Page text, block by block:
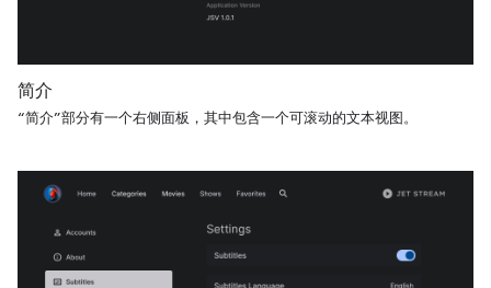
简介
“简介”部分有一个右侧面板，其中包含一个可滚动的文本视图。